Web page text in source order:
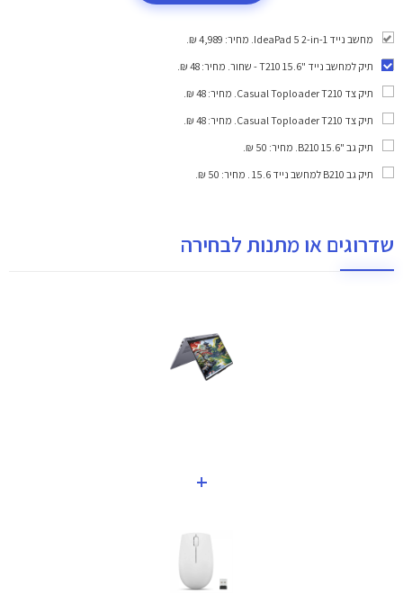
מחשב נייד IdeaPad 5 2-in-1. מחיר: 4,989 ₪.
תיק למחשב נייד "15.6 T210 - שחור
. מחיר: 48 ₪.
תיק צד Casual Toploader T210
. מחיר: 48 ₪.
תיק צד Casual Toploader T210
. מחיר: 48 ₪.
תיק גב "15.6 B210
. מחיר: 50 ₪.
תיק גב B210 למחשב נייד 15.6
. מחיר: 50 ₪.
שדרוגים או מתנות לבחירה
+